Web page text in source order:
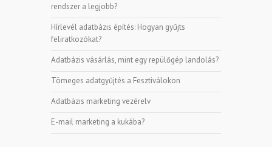
rendszer a legjobb?
Hírlevél adatbázis építés: Hogyan gyűjts
feliratkozókat?
Adatbázis vásárlás, mint egy repülőgép landolás?
Tömeges adatgyűjtés a Fesztiválokon
Adatbázis marketing vezérelv
E-mail marketing a kukába?